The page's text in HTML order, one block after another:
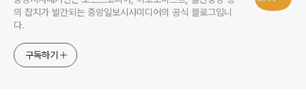
의 잡지가 발간되는 중앙일보시사미디어의 공식 블로그입니
다.
구독하기